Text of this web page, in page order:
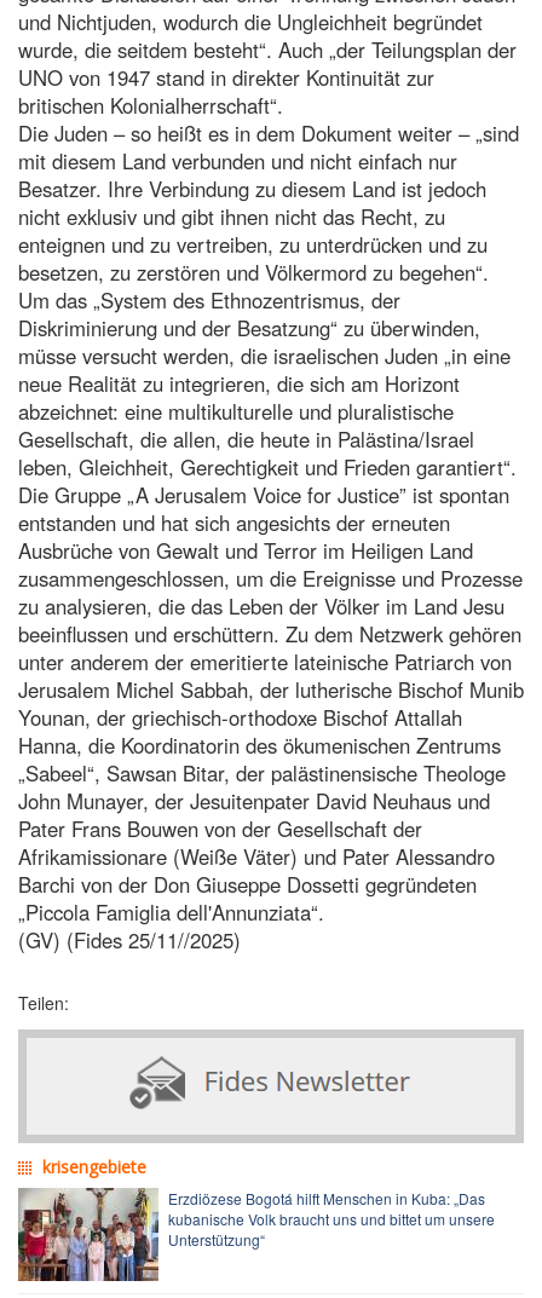
und Nichtjuden, wodurch die Ungleichheit begründet
wurde, die seitdem besteht“. Auch „der Teilungsplan der
UNO von 1947 stand in direkter Kontinuität zur
britischen Kolonialherrschaft“.
Die Juden – so heißt es in dem Dokument weiter – „sind
mit diesem Land verbunden und nicht einfach nur
Besatzer. Ihre Verbindung zu diesem Land ist jedoch
nicht exklusiv und gibt ihnen nicht das Recht, zu
enteignen und zu vertreiben, zu unterdrücken und zu
besetzen, zu zerstören und Völkermord zu begehen“.
Um das „System des Ethnozentrismus, der
Diskriminierung und der Besatzung“ zu überwinden,
müsse versucht werden, die israelischen Juden „in eine
neue Realität zu integrieren, die sich am Horizont
abzeichnet: eine multikulturelle und pluralistische
Gesellschaft, die allen, die heute in Palästina/Israel
leben, Gleichheit, Gerechtigkeit und Frieden garantiert“.
Die Gruppe „A Jerusalem Voice for Justice” ist spontan
entstanden und hat sich angesichts der erneuten
Ausbrüche von Gewalt und Terror im Heiligen Land
zusammengeschlossen, um die Ereignisse und Prozesse
zu analysieren, die das Leben der Völker im Land Jesu
beeinflussen und erschüttern. Zu dem Netzwerk gehören
unter anderem der emeritierte lateinische Patriarch von
Jerusalem Michel Sabbah, der lutherische Bischof Munib
Younan, der griechisch-orthodoxe Bischof Attallah
Hanna, die Koordinatorin des ökumenischen Zentrums
„Sabeel“, Sawsan Bitar, der palästinensische Theologe
John Munayer, der Jesuitenpater David Neuhaus und
Pater Frans Bouwen von der Gesellschaft der
Afrikamissionare (Weiße Väter) und Pater Alessandro
Barchi von der Don Giuseppe Dossetti gegründeten
„Piccola Famiglia dell'Annunziata“.
(GV) (Fides 25/11//2025)
Teilen:
krisengebiete
Erzdiözese Bogotá hilft Menschen in Kuba: „Das
kubanische Volk braucht uns und bittet um unsere
Unterstützung“